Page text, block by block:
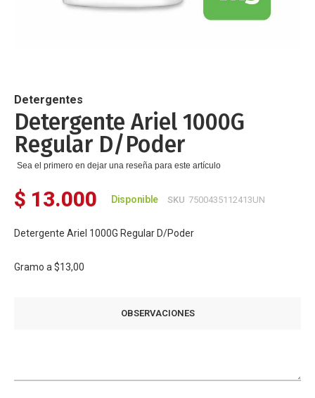
de
la
galería
de
imágenes
Detergentes
Detergente Ariel 1000G
Regular D/Poder
Sea el primero en dejar una reseña para este artículo
$ 13.000 Disponible SKU 7500435112413UN
Detergente Ariel 1000G Regular D/Poder
Gramo a $13,00
OBSERVACIONES